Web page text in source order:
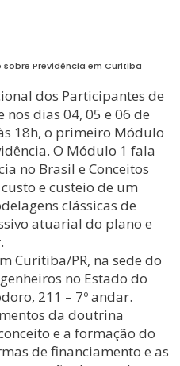
Previdência em Curitiba
dos Participantes de
nos dias 04, 05 e 06 de
18h, o primeiro Módulo
O Módulo 1 fala
no Brasil e Conceitos
e custeio de um
clássicas de
atuarial do plano e
Curitiba/PR, na sede do
no Estado do
211 – 7º andar.
da doutrina
e a formação do
de financiamento e as